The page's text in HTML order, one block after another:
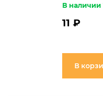
В наличии
11 ₽
В